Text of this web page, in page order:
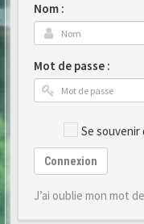
Nom :
Mot de passe :
Se souvenir
Connexion
J’ai oublie mon mot